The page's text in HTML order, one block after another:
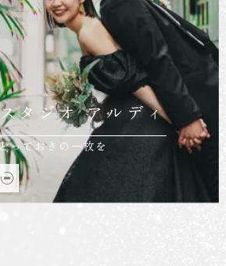
タジオ アルディ
っておきの⼀枚を